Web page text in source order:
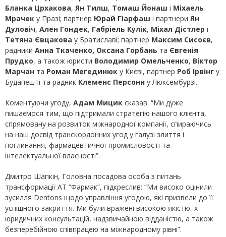
Бланка Црхакова, Ян Тилш, Томаш Йонаш і Міхаель
Мрачек у Празі; партнер Юрай Гіарфаш і партнери Ян
Дуловіч, Ален Гондек, Габріель Кулік, Міхал Дістлер і
Тетяна Євцакова у Братиславі; партнер Максим Сисоєв,
радники Анна Ткаченко, Оксана Горбань та Євгенія
Прудко, а також юристи Володимир Омельченко, Віктор
Марчан та Роман Мегединюк у Києві, партнер Роб Ірвінг у
Будапешті та радник Клеменс Персонн у Люксембурзі.
Коментуючи угоду, Адам Мицик сказав: “Ми дуже
пишаємося тим, що підтримали стратегію нашого клієнта,
спрямовану на розвиток міжнародної компанії, спираючись
на наш досвід транскордонних угод у галузі злиття і
поглинання, фармацевтичної промисловості та
інтелектуальної власності”.
Дмитро Шапкін, Головна посадова особа з питань
трансформації АТ “Фармак”, підкреслив: “Ми високо оцінили
зусилля Dentons щодо управління угодою, які призвели до її
успішного закриття. Ми були вражені високою якістю їх
юридичних консультацій, надзвичайною відданістю, а також
безперебійною співпрацею на міжнародному рівні”.